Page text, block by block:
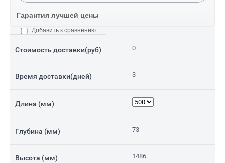
Гарантия лучшей цены
Стоимость доставки(руб) 0
Время доставки(дней) 3
Длина (мм)
Глубина (мм) 73
Высота (мм) 1486
Добавить к сравнению